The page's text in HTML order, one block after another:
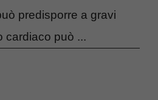
predisporre a gravi
cardiaco può ...